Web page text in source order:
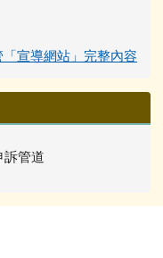
「宣導網站」完整內容